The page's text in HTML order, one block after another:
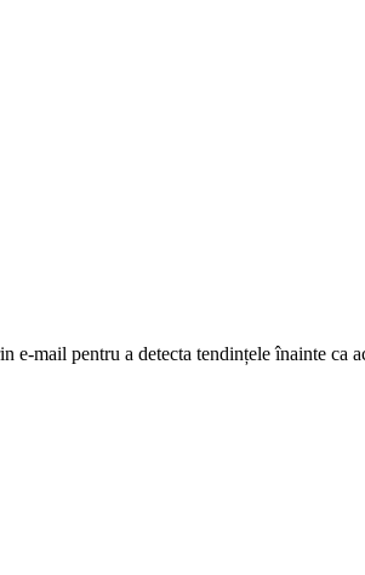
mail pentru a detecta tendințele înainte ca